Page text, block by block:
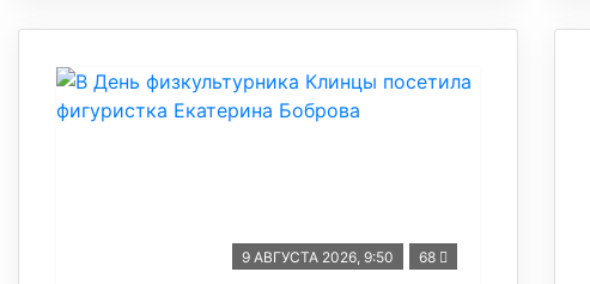
9 АВГУСТА 2026, 9:50 68